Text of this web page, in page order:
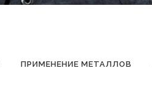
ПРИМЕНЕНИЕ МЕТАЛЛОВ